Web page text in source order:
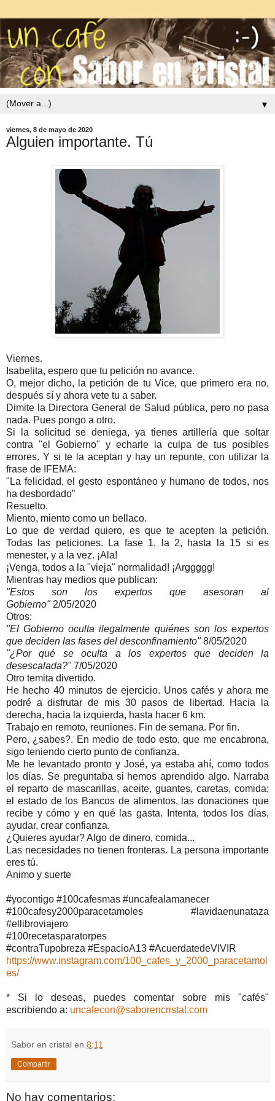
▼
viernes, 8 de mayo de 2020
Alguien importante. Tú
Viernes.
Isabelita, espero que tu petición no avance.
O, mejor dicho, la petición de tu Vice, que primero era no,
después sí y ahora vete tu a saber.
Dimite la Directora General de Salud pública, pero no pasa
nada. Pues pongo a otro.
Si la solicitud se deniega, ya tienes artillería que soltar
contra "el Gobierno" y echarle la culpa de tus posibles
errores. Y si te la aceptan y hay un repunte, con utilizar la
frase de IFEMA:
"La felicidad, el gesto espontáneo y humano de todos, nos
ha desbordado”
Resuelto.
Miento, miento como un bellaco.
Lo que de verdad quiero, es que te acepten la petición.
Todas las peticiones. La fase 1, la 2, hasta la 15 si es
menester, y a la vez. ¡Ala!
¡Venga, todos a la "vieja" normalidad! ¡Arggggg!
Mientras hay medios que publican:
"Estos son los expertos que asesoran al
Gobierno" 2/05/2020
Otros:
"El Gobierno oculta ilegalmente quiénes son los expertos
que deciden las fases del desconfinamiento"8/05/2020
"¿Por qué se oculta a los expertos que deciden la
desescalada?"7/05/2020
Otro temita divertido.
He hecho 40 minutos de ejercicio. Unos cafés y ahora me
podré a disfrutar de mis 30 pasos de libertad. Hacia la
derecha, hacia la izquierda, hasta hacer 6 km.
Trabajo en remoto, reuniones. Fin de semana. Por fin.
Pero, ¿sabes?. En medio de todo esto, que me encabrona,
sigo teniendo cierto punto de confianza.
Me he levantado pronto y José, ya estaba ahí, como todos
los días. Se preguntaba si hemos aprendido algo. Narraba
el reparto de mascarillas, aceite, guantes, caretas, comida;
el estado de los Bancos de alimentos, las donaciones que
recibe y cómo y en qué las gasta. Intenta, todos los días,
ayudar, crear confianza.
¿Quieres ayudar? Algo de dinero, comida...
Las necesidades no tienen fronteras. La persona importante
eres tú.
Animo y suerte
#yocontigo #100cafesmas #uncafealamanecer
#100cafesy2000paracetamoles #lavidaenunataza
#ellibroviajero
#100recetasparatorpes
#contraTupobreza #EspacioA13 #AcuerdatedeVIVIR
https://www.instagram.com/100_cafes_y_2000_paracetamol
es/
* Si lo deseas, puedes comentar sobre mis "cafés"
escribiendo a: uncafecon@saborencristal.com
Sabor en cristal en 8:11
Compartir
No hay comentarios: